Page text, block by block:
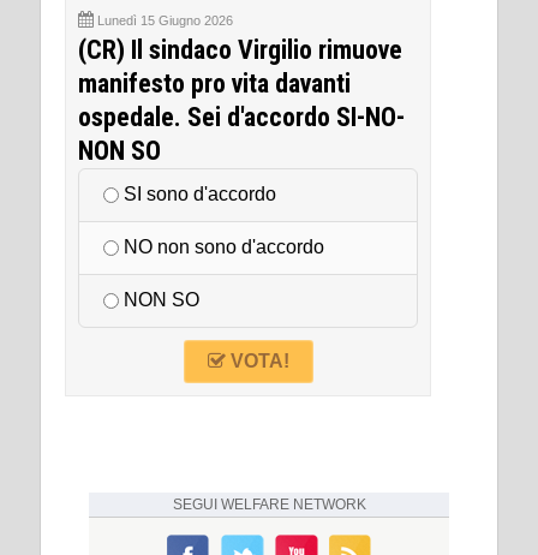
Lunedì 15 Giugno 2026
(CR) Il sindaco Virgilio rimuove
manifesto pro vita davanti
ospedale. Sei d'accordo SI-NO-
NON SO
SI sono d'accordo
NO non sono d'accordo
NON SO
VOTA!
SEGUI WELFARE NETWORK